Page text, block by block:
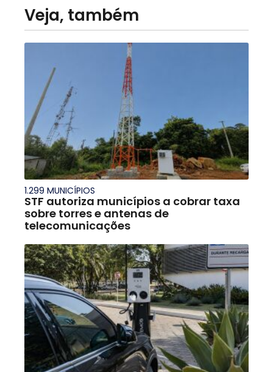
Veja, também
1.299 MUNICÍPIOS
STF autoriza municípios a cobrar taxa
sobre torres e antenas de
telecomunicações